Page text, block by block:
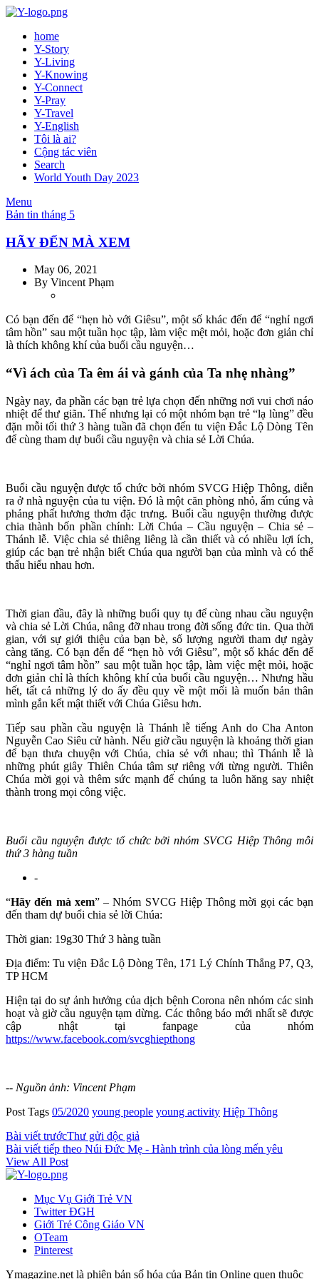
home
Y-Story
Y-Living
Y-Knowing
Y-Connect
Y-Pray
Y-Travel
Y-English
Tôi là ai?
Cộng tác viên
Search
World Youth Day 2023
Menu
Bản tin tháng 5
HÃY ĐẾN MÀ XEM
May 06, 2021
By Vincent Phạm
Có bạn đến để “hẹn hò với Giêsu”, một số khác đến để “nghỉ ngơi
tâm hồn” sau một tuần học tập, làm việc mệt mỏi, hoặc đơn giản chỉ
là thích không khí của buổi cầu nguyện…
“Vì ách của Ta êm ái và gánh của Ta nhẹ nhàng”
Ngày nay, đa phần các bạn trẻ lựa chọn đến những nơi vui chơi náo
nhiệt để thư giãn. Thế nhưng lại có một nhóm bạn trẻ “lạ lùng” đều
đặn mỗi tối thứ 3 hàng tuần đã chọn đến tu viện Đắc Lộ Dòng Tên
để cùng tham dự buổi cầu nguyện và chia sẻ Lời Chúa.
Buổi cầu nguyện được tổ chức bởi nhóm SVCG Hiệp Thông, diễn
ra ở nhà nguyện của tu viện. Đó là một căn phòng nhỏ, ấm cúng và
phảng phất hương thơm đặc trưng. Buổi cầu nguyện thường được
chia thành bốn phần chính: Lời Chúa – Cầu nguyện – Chia sẻ –
Thánh lễ. Việc chia sẻ thiêng liêng là cần thiết và có nhiều lợi ích,
giúp các bạn trẻ nhận biết Chúa qua người bạn của mình và có thể
thấu hiểu nhau hơn.
Thời gian đầu, đây là những buổi quy tụ để cùng nhau cầu nguyện
và chia sẻ Lời Chúa, nâng đỡ nhau trong đời sống đức tin. Qua thời
gian, với sự giới thiệu của bạn bè, số lượng người tham dự ngày
càng tăng. Có bạn đến để “hẹn hò với Giêsu”, một số khác đến để
“nghỉ ngơi tâm hồn” sau một tuần học tập, làm việc mệt mỏi, hoặc
đơn giản chỉ là thích không khí của buổi cầu nguyện… Nhưng hầu
hết, tất cả những lý do ấy đều quy về một mối là muốn bản thân
mình gắn kết mật thiết với Chúa Giêsu hơn.
Tiếp sau phần cầu nguyện là Thánh lễ tiếng Anh do Cha Anton
Nguyễn Cao Siêu cử hành. Nếu giờ cầu nguyện là khoảng thời gian
để bạn thưa chuyện với Chúa, chia sẻ với nhau; thì Thánh lễ là
những phút giây Thiên Chúa tâm sự riêng với từng người. Thiên
Chúa mời gọi và thêm sức mạnh để chúng ta luôn hăng say nhiệt
thành trong mọi công việc.
Buổi cầu nguyện được tổ chức bởi nhóm SVCG Hiệp Thông mỗi
thứ 3 hàng tuần
-
“Hãy đến mà xem” – Nhóm SVCG Hiệp Thông mời gọi các bạn
đến tham dự buổi chia sẻ lời Chúa:
Thời gian: 19g30 Thứ 3 hàng tuần
Địa điểm: Tu viện Đắc Lộ Dòng Tên, 171 Lý Chính Thắng P7, Q3,
TP HCM
Hiện tại do sự ảnh hưởng của dịch bệnh Corona nên nhóm các sinh
hoạt và giờ cầu nguyện tạm dừng. Các thông báo mới nhất sẽ được
cập nhật tại fanpage của nhóm
https://www.facebook.com/svcghiepthong
-- Nguồn ảnh: Vincent Phạm
Post Tags 05/2020 young people young activity Hiệp Thông
Bài viết trướcThư gửi độc giả
Bài viết tiếp theo Núi Đức Mẹ - Hành trình của lòng mến yêu
View All Post
Mục Vụ Giới Trẻ VN
Twitter ĐGH
Giới Trẻ Công Giáo VN
OTeam
Pinterest
Ymagazine.net là phiên bản số hóa của Bản tin Online quen thuộc